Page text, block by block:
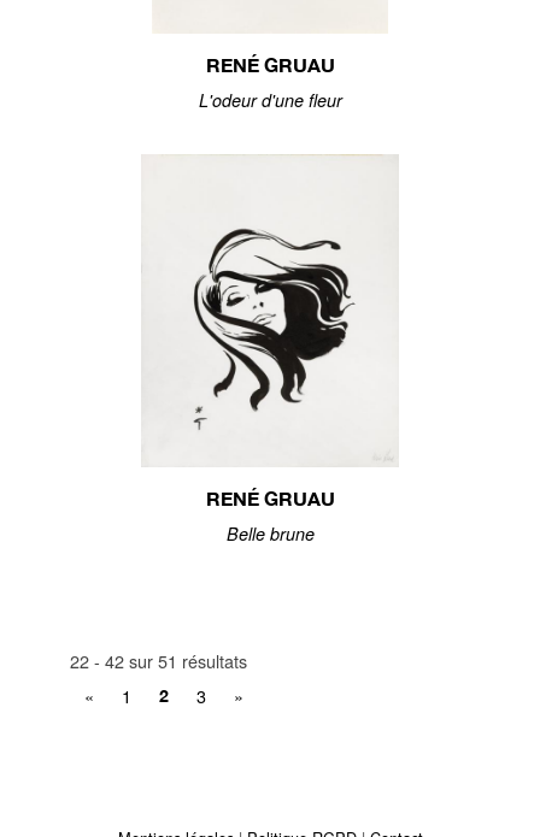
RENÉ GRUAU
L'odeur d'une fleur
RENÉ GRUAU
Belle brune
22 - 42 sur 51 résultats
«
1 2 3 »